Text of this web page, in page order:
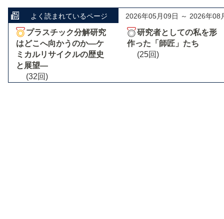
よく読まれているページ 2026年05月09日 ～ 2026年08
プラスチック分解研究
はどこへ向かうのか―ケ
ミカルリサイクルの歴史
と展望―
(32回)
研究者としての私を形
作った「師匠」たち
(25回)